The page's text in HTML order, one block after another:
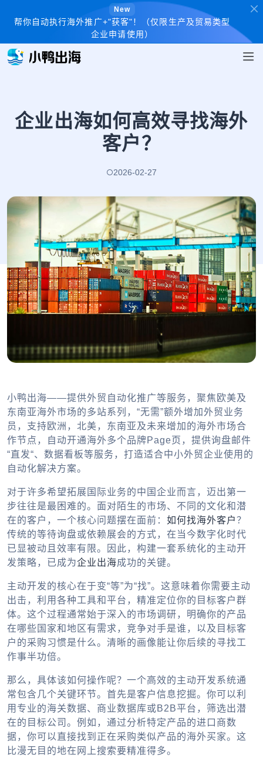
New
帮你自动执行海外推广+"获客"！（仅限生产及贸易类型
企业申请使用）
企业出海如何高效寻找海外
客户？
2026-02-27
小鸭出海——提供外贸自动化推广等服务，聚焦欧美及
东南亚海外市场的多站系列，“无需”额外增加外贸业务
员，支持欧洲，北美，东南亚及未来增加的海外市场合
作节点，自动开通海外多个品牌Page页，提供询盘邮件
“直发“、数据看板等服务，打造适合中小外贸企业使用的
自动化解决方案。
对于许多希望拓展国际业务的中国企业而言，迈出第一
步往往是最困难的。面对陌生的市场、不同的文化和潜
在的客户，一个核心问题摆在面前： 如何找海外客户？
传统的等待询盘或依赖展会的方式，在当今数字化时代
已显被动且效率有限。因此，构建一套系统化的主动开
发策略，已成为企业出海成功的关键。
主动开发的核心在于变“等”为“找”。这意味着你需要主动
出击，利用各种工具和平台，精准定位你的目标客户群
体。这个过程通常始于深入的市场调研，明确你的产品
在哪些国家和地区有需求，竞争对手是谁，以及目标客
户的采购习惯是什么。清晰的画像能让你后续的寻找工
作事半功倍。
那么，具体该如何操作呢？一个高效的主动开发系统通
常包含几个关键环节。首先是客户信息挖掘。你可以利
用专业的海关数据、商业数据库或B2B平台，筛选出潜
在的目标公司。例如，通过分析特定产品的进口商数
据，你可以直接找到正在采购类似产品的海外买家。这
比漫无目的地在网上搜索要精准得多。